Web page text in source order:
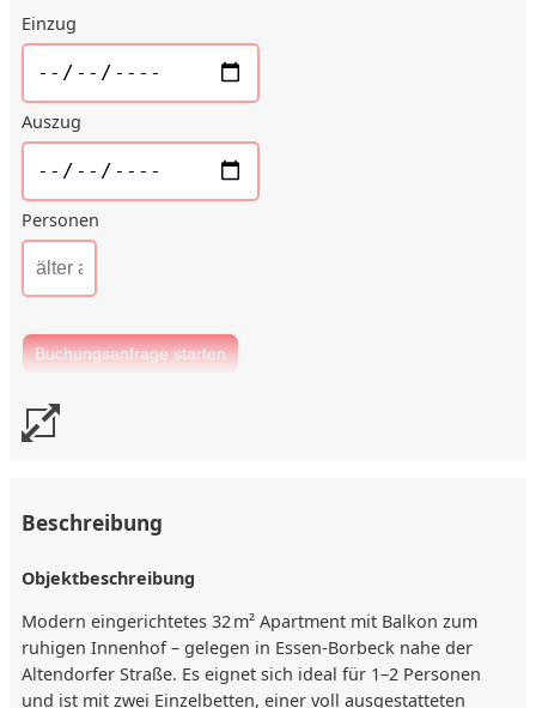
Einzug
Auszug
Personen
Beschreibung
Objektbeschreibung
Modern eingerichtetes 32 m² Apartment mit Balkon zum
ruhigen Innenhof – gelegen in Essen-Borbeck nahe der
Altendorfer Straße. Es eignet sich ideal für 1–2 Personen
und ist mit zwei Einzelbetten, einer voll ausgestatteten